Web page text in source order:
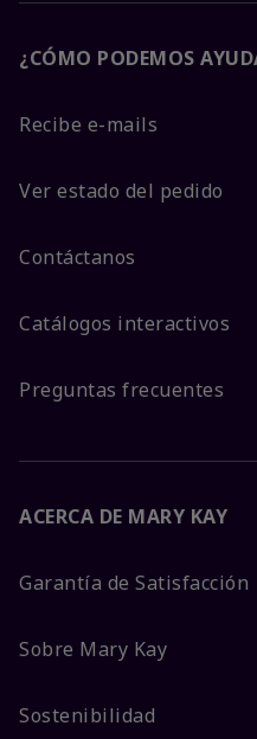
¿CÓMO PODEMOS
Recibe e-mails
Ver estado del pedido
Contáctanos
Catálogos interactivos
Preguntas frecuentes
ACERCA DE MARY KAY
Garantía de Satisfacción
Sobre Mary Kay
Sostenibilidad